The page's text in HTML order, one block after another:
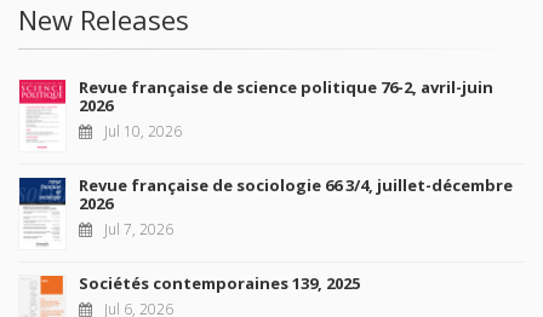
New Releases
Revue française de science politique 76-2, avril-juin
2026
Jul 10, 2026
Revue française de sociologie 66 3/4, juillet-décembre
2026
Jul 7, 2026
Sociétés contemporaines 139, 2025
Jul 6, 2026